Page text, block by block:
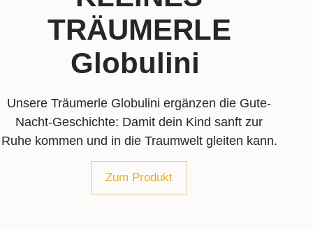
TRÄUMERLE
Globulini
Unsere Träumerle Globulini ergänzen die Gute-
Nacht-Geschichte: Damit dein Kind sanft zur
Ruhe kommen und in die Traumwelt gleiten kann.
Zum Produkt